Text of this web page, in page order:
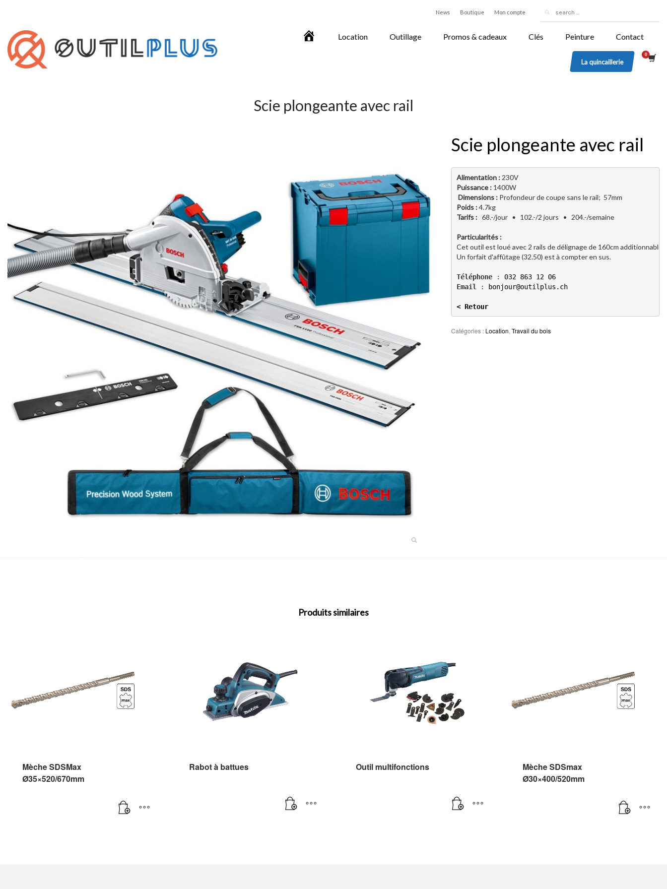
News Boutique Mon compte
AccueilLocation Outillage Promos & cadeaux Clés Peinture Contact
La quincaillerie
Scie plongeante avec rail
Scie plongeante avec rail
Alimentation : 230V
Puissance : 1400W
Dimensions : Profondeur de coupe sans le rail;  57mm
Poids : 4.7kg
Tarifs :
68.-/jour   •   102.-/2 jours   •   204.-/semaine
Particularités :
Cet outil est loué avec 2 rails de délignage de 160cm additionnables
Un forfait d'affûtage (32.50) est à compter en sus.
Téléphone : 032 863 12 06
Email
: bonjour@outilplus.ch
< Retour
Catégories : Location,Travail du bois
Produits similaires
Mèche SDSMax
Ø35×520/670mm
Rabot à battues Outil multifonctions
Mèche SDSmax
Ø30×400/520mm